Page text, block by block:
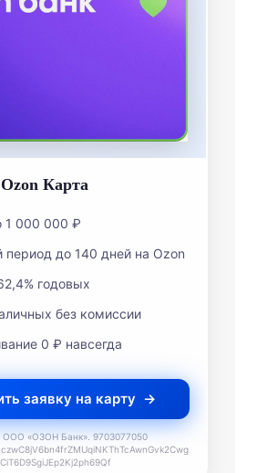
Карта
1 000 000 ₽
период до 140 дней на Ozon
годовых
без комиссии
0 ₽ навсегда
заявку на карту
ООО «ОЗОН Банк». 9703077050